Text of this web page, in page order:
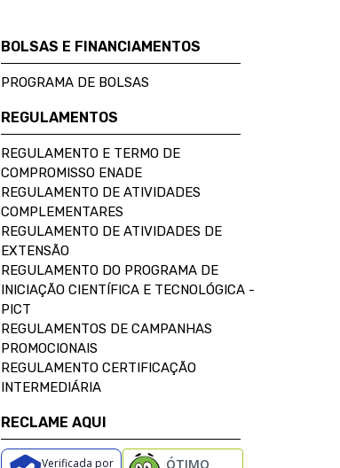
BOLSAS E FINANCIAMENTOS
PROGRAMA DE BOLSAS
REGULAMENTOS
REGULAMENTO E TERMO DE
COMPROMISSO ENADE
REGULAMENTO DE ATIVIDADES
COMPLEMENTARES
REGULAMENTO DE ATIVIDADES DE
EXTENSÃO
REGULAMENTO DO PROGRAMA DE
INICIAÇÃO CIENTÍFICA E TECNOLÓGICA -
PICT
REGULAMENTOS DE CAMPANHAS
PROMOCIONAIS
REGULAMENTO CERTIFICAÇÃO
INTERMEDIÁRIA
RECLAME AQUI
Verificada por ÓTIMO